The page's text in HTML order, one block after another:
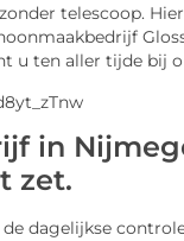
telescoop.
u ten aller tijde bij
in
zet.
dagelijkse